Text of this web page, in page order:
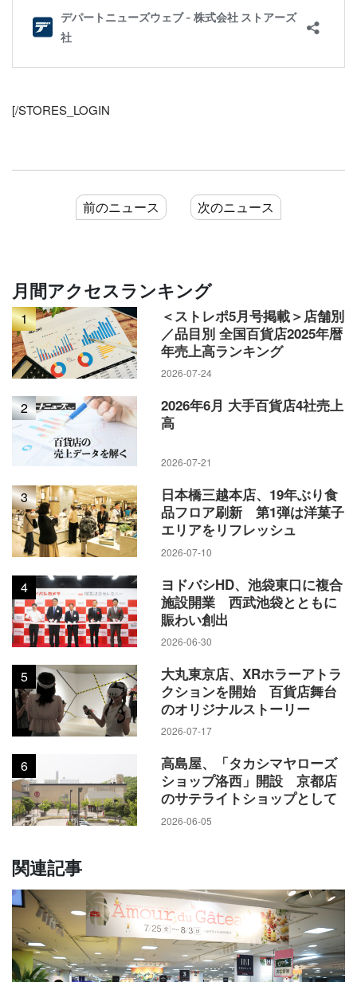
[/STORES_LOGIN
前のニュース 次のニュース
月間アクセスランキング
1
＜ストレポ5月号掲載＞店舗別
／品目別 全国百貨店2025年暦
年売上高ランキング
2026-07-24
2
2026年6月 大手百貨店4社売上
高
2026-07-21
3
日本橋三越本店、19年ぶり食
品フロア刷新 第1弾は洋菓子
エリアをリフレッシュ
2026-07-10
4
ヨドバシHD、池袋東口に複合
施設開業 西武池袋とともに
賑わい創出
2026-06-30
5
大丸東京店、XRホラーアトラ
クションを開始 百貨店舞台
のオリジナルストーリー
2026-07-17
6
高島屋、「タカシマヤローズ
ショップ洛西」開設 京都店
のサテライトショップとして
2026-06-05
関連記事